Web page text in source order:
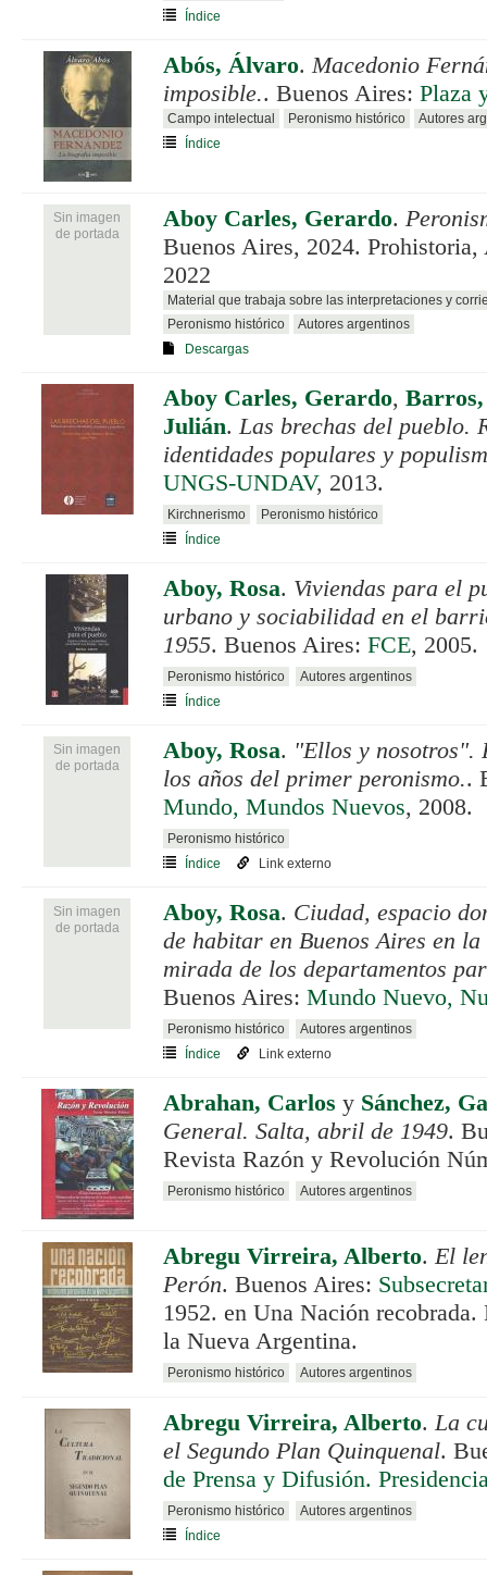
Índice
Abós, Álvaro. Macedonio
imposible.. Buenos Aires: Plaza
Campo intelectual Peronismo histórico
Autores
Índice
Sin imagen
de portada
Aboy Carles, Gerardo.
Buenos Aires, 2024.
2022
Material que trabaja sobre las interpretaciones y
Peronismo histórico
Autores argentinos
Descargas
Aboy Carles, Gerardo, Barros,
Julián. Las brechas del pueblo.
identidades populares y
UNGS-UNDAV, 2013.
Kirchnerismo
Peronismo histórico
Índice
Aboy, Rosa. Viviendas para el
urbano y sociabilidad en el
1955. Buenos Aires: FCE, 2005.
Peronismo histórico
Autores argentinos
Índice
Sin imagen
de portada
Aboy, Rosa. "Ellos y nosotros".
los años del primer peronismo..
Mundo, Mundos Nuevos, 2008.
Peronismo histórico
Índice
Link externo
Sin imagen
de portada
Aboy, Rosa. Ciudad, espacio
de habitar en Buenos Aires en
mirada de los departamentos
Buenos Aires: Mundo Nuevo,
Peronismo histórico
Autores argentinos
Índice
Link externo
Abrahan, Carlos y Sánchez,
General. Salta, abril de 1949.
Revista Razón y Revolución
Peronismo histórico Autores argentinos
Abregu Virreira, Alberto. El
Perón. Buenos Aires:
1952. en Una Nación recobrada.
la Nueva Argentina.
Peronismo histórico Autores argentinos
Abregu Virreira, Alberto. La
el Segundo Plan Quinquenal.
de Prensa y Difusión.
Peronismo histórico
Autores argentinos
Índice